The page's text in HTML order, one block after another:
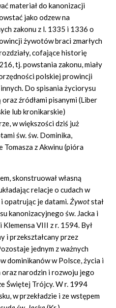
materiał do kanonizacji
jako odzew na
zakonu z l. 1335 i 1336 o
żywotów braci zmarłych
cofające historię
tj. powstania zakonu, miały
polskiej prowincji
Do spisania życiorysu
oraz źródłami pisanymi (Liber
lub kronikarskie)
w większości dziś już
św. św. Dominika,
Tomasza z Akwinu (pióra
skonstruował własną
relacje o cudach w
opatrując je datami.Żywotstał
kanonizacyjnego św. Jacka i
VIII z r. 1594. Był
i przekształcany przez
jednym z ważnych
dominikanów w Polsce, życia i
oraz narodzin i rozwoju jego
Świętej Trójcy. W r. 1994
w przekładzie i ze wstępem